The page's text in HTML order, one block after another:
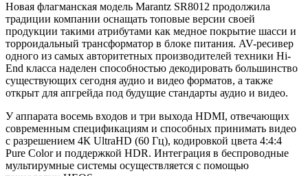
Новая флагманская модель Marantz SR8012 продолжила
традиции компании оснащать топовые версии своей
продукции такими атрибутами как медное покрытие шасси и
торроидальный трансформатор в блоке питания. AV-ресивер
одного из самых авторитетных производителей техники Hi-
End класса наделен способностью декодировать большинство
существующих сегодня аудио и видео форматов, а также
открыт для апгрейда под будущие стандарты аудио и видео.
У аппарата восемь входов и три выхода HDMI, отвечающих
современным спецификациям и способных принимать видео
с разрешением 4К UltraHD (60 Гц), кодировкой цвета 4:4:4
Pure Color и поддержкой HDR. Интеграция в беспроводные
мультирумные системы осуществляется с помощью